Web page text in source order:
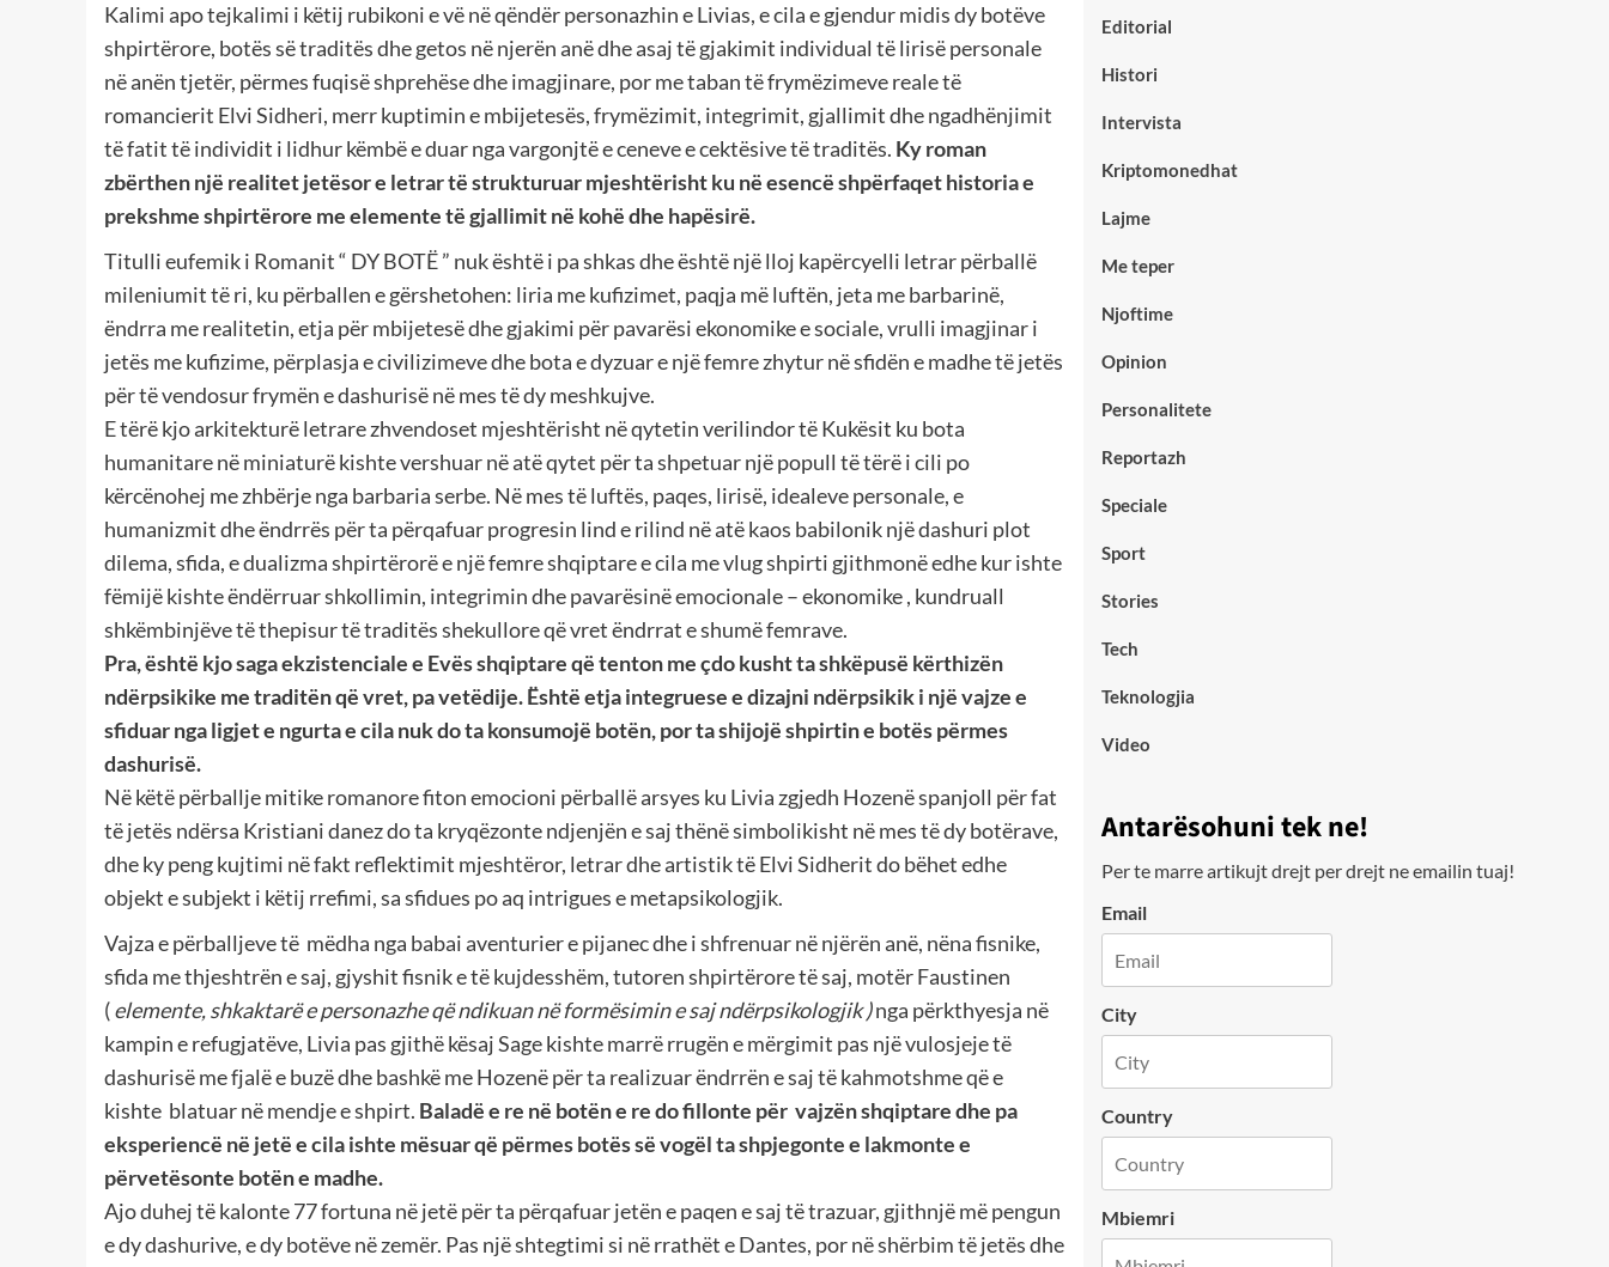
Kalimi apo tejkalimi i këtij rubikoni e vë në qëndër personazhin e Livias, e cila e gjendur midis dy botëve
shpirtërore, botës së traditës dhe getos në njerën anë dhe asaj të gjakimit individual të lirisë personale
në anën tjetër, përmes fuqisë shprehëse dhe imagjinare, por me taban të frymëzimeve reale të
romancierit Elvi Sidheri, merr kuptimin e mbijetesës, frymëzimit, integrimit, gjallimit dhe ngadhënjimit
të fatit të individit i lidhur këmbë e duar nga vargonjtë e ceneve e cektësive të traditës. Ky roman
zbërthen një realitet jetësor e letrar të strukturuar mjeshtërisht ku në esencë shpërfaqet historia e
prekshme shpirtërore me elementetë gjallimit në kohë dhe hapësirë.
Titulli eufemik i Romanit “ DY BOTË ” nuk është i pa shkas dhe është një lloj kapërcyelli letrar përballë
mileniumit të ri, ku përballen e gërshetohen: liria me kufizimet, paqja më luftën, jeta me barbarinë,
ëndrra me realitetin, etja për mbijetesë dhe gjakimi për pavarësi ekonomike e sociale, vrulli imagjinar i
jetës me kufizime, përplasja e civilizimeve dhe bota e dyzuar e një femre zhytur në sfidën e madhe të jetës
për të vendosur frymën e dashurisë në mes të dy meshkujve.
E tërë kjo arkitekturë letrare zhvendoset mjeshtërisht në qytetin verilindor të Kukësit ku bota
humanitare në miniaturë kishte vershuar në atë qytet për ta shpetuar një popull të tërë i cili po
kërcënohej me zhbërje nga barbaria serbe. Në mes të luftës, paqes, lirisë, idealeve personale, e
humanizmit dhe ëndrrës për ta përqafuar progresin lind e rilind në atë kaos babilonik një dashuri plot
dilema, sfida, e dualizma shpirtërorë e një femre shqiptare e cila me vlug shpirti gjithmonë edhe kur ishte
fëmijë kishte ëndërruar shkollimin, integrimin dhe pavarësinë emocionale – ekonomike , kundruall
shkëmbinjëve të thepisur të traditës shekullore që vret ëndrrat e shumë femrave.
Pra, është kjo saga ekzistenciale e Evës shqiptare që tenton me çdo kusht ta shkëpusë kërthizën
ndërpsikike me traditën që vret, pa vetëdije. Është etja integruese e dizajni ndërpsikik i një vajze e
sfiduar nga ligjet e ngurta e cila nuk do ta konsumojë botën, por ta shijojë shpirtin e botës përmes
dashurisë.
Në këtë përballje mitike romanore fiton emocioni përballë arsyes ku Livia zgjedh Hozenë spanjoll për fat
të jetës ndërsa Kristiani danez do ta kryqëzonte ndjenjën e saj thënë simbolikisht në mes të dy botërave,
dhe ky peng kujtimi në fakt reflektimit mjeshtëror, letrar dhe artistik të Elvi Sidherit do bëhet edhe
objekt e subjekt i këtij rrefimi, sa sfidues po aq intrigues e metapsikologjik.
Vajza e përballjeve të mëdha nga babai aventurier e pijanec dhe i shfrenuar në njërën anë, nëna fisnike,
sfida me thjeshtrën e saj, gjyshit fisnik e të kujdesshëm, tutoren shpirtërore të saj, motër Faustinen
(elemente, shkaktarë e personazhe që ndikuan në formësimin e saj ndërpsikologjik )nga përkthyesja në
kampin e refugjatëve, Livia pas gjithë kësaj Sage kishte marrë rrugën e mërgimit pas një vulosjeje të
dashurisë me fjalë e buzë dhe bashkë me Hozenë për ta realizuar ëndrrën e saj të kahmotshme që e
kishte blatuar në mendje e shpirt. Baladë e re në botën e re do fillonte për vajzën shqiptare dhe pa
eksperiencë në jetë e cila ishte mësuar që përmes botës së vogël ta shpjegonte e lakmonte e
përvetësonte botën e madhe.
Ajo duhej të kalonte 77 fortuna në jetë për ta përqafuar jetën e paqen e saj të trazuar, gjithnjë më pengun
e dy dashurive, e dy botëve në zemër. Pas një shtegtimi si në rrathët e Dantes, por në shërbim të jetës dhe
Editorial
Histori
Intervista
Kriptomonedhat
Lajme
Me teper
Njoftime
Opinion
Personalitete
Reportazh
Speciale
Sport
Stories
Tech
Teknologjia
Video
Antarësohuni tek ne!
Per te marre artikujt drejt per drejt ne emailin tuaj!
Email
City
Country
Mbiemri